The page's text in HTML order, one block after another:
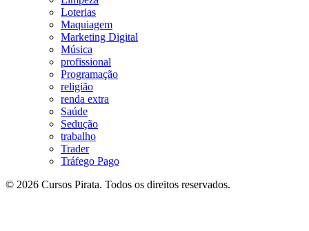
Loterias
Maquiagem
Marketing Digital
Música
profissional
Programação
religião
renda extra
Saúde
Sedução
trabalho
Trader
Tráfego Pago
© 2026 Cursos Pirata. Todos os direitos reservados.